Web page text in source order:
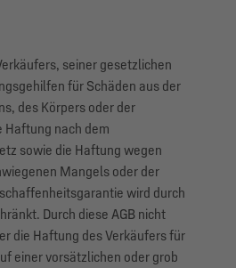
seiner gesetzlichen
für Schäden aus der
des Körpers oder der
Haftung nach dem
sowie die Haftung wegen
Mangels oder der
wird durch
Durch diese AGB nicht
die Haftung des Verkäufers für
einer vorsätzlichen oder grob